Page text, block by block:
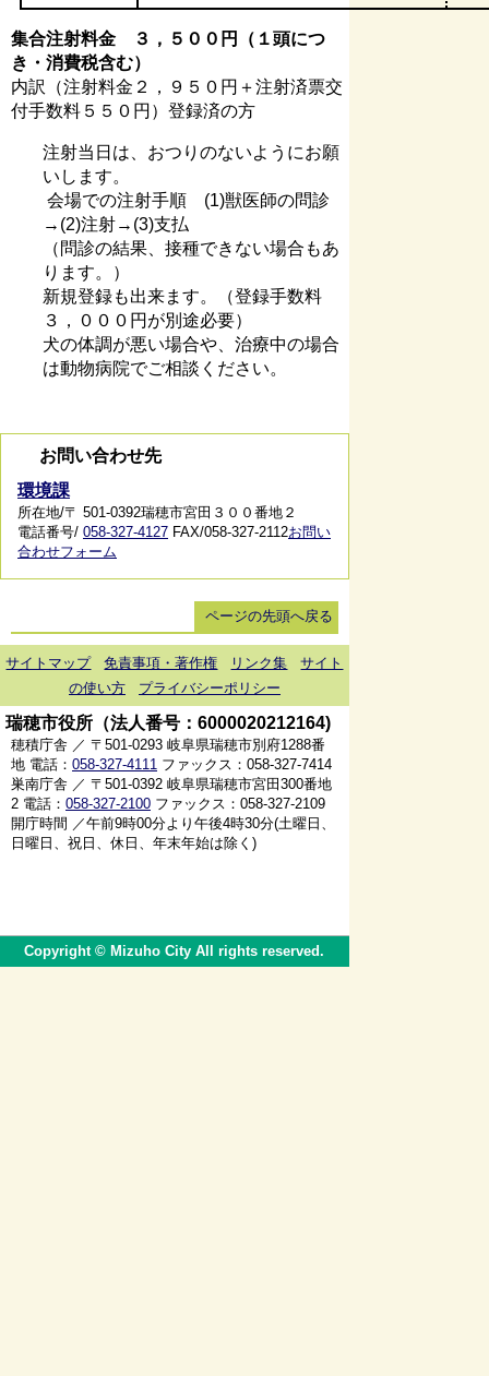
集合注射料金 ３，５００円（１頭につ
き・消費税含む）
内訳（注射料金２，９５０円＋注射済票交
付手数料５５０円）登録済の方
注射当日は、おつりのないようにお願
いします。
会場での注射手順 (1)獣医師の問診
→(2)注射→(3)支払
（問診の結果、接種できない場合もあ
ります。）
新規登録も出来ます。（登録手数料
３，０００円が別途必要）
犬の体調が悪い場合や、治療中の場合
は動物病院でご相談ください。
お問い合わせ先
環境課
所在地/〒 501-0392瑞穂市宮田３００番地２
電話番号/ 058-327-4127 FAX/058-327-2112お問い
合わせフォーム
ページの先頭へ戻る
サイトマップ 免責事項・著作権 リンク集
サイト
の使い方
プライバシーポリシー
瑞穂市役所（法人番号：6000020212164)
穂積庁舎 ／ 〒501-0293 岐阜県瑞穂市別府1288番
地 電話： 058-327-4111 ファックス：058-327-7414
巣南庁舎 ／ 〒501-0392 岐阜県瑞穂市宮田300番地
2 電話： 058-327-2100 ファックス：058-327-2109
開庁時間 ／午前9時00分より午後4時30分(土曜日、
日曜日、祝日、休日、年末年始は除く)
Copyright © Mizuho City All rights reserved.